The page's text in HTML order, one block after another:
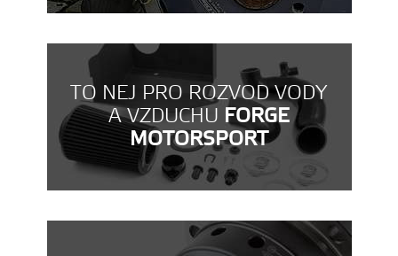
TO NEJ PRO ROZVOD VODY
A VZDUCHU FORGE
MOTORSPORT